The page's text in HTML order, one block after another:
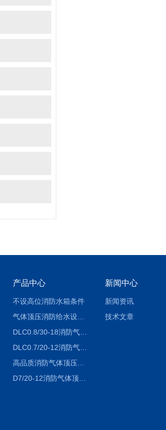
产品中心
不设高位消防水箱条件
气体顶压消防给水设备（气压罐）工作原理
DLC0.8/30-18消防气体顶压设备价格
DLC0.7/20-12消防气体顶压给水设备厂家
高品质消防气体顶压给水设备价格
新闻中心
新闻资讯
技术文章